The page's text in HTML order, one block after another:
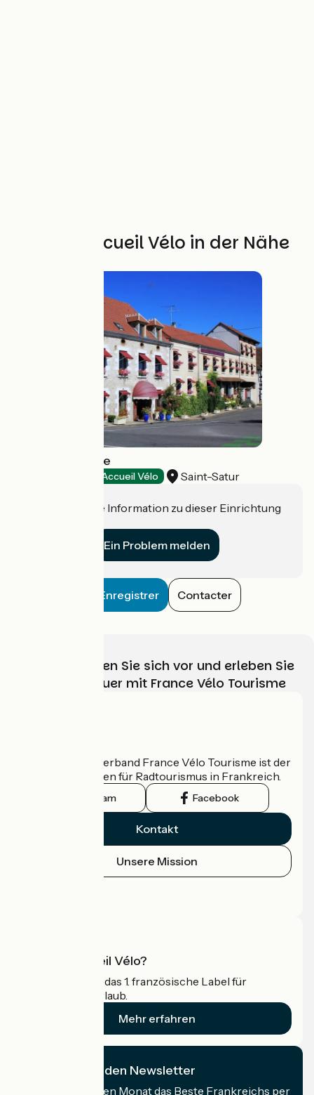
Weitere Accueil Vélo in der Nähe
Hôtel de La Loire
Accueil Vélo Saint-Satur
Haben Sie eine Information zu dieser Einrichtung
Ein Problem melden
Enregistrer Contacter
Wählen, bereiten Sie sich vor und erleben Sie
Ihr Radabenteuer mit France Vélo Tourisme
Der nationale Verband France Vélo Tourisme ist der
offizielle Leitfaden für Radtourismus in Frankreich.
Instagram Facebook
Kontakt
Unsere Mission
Was ist Accueil Vélo?
Accueil Vélo ist das 1. französische Label für
Radfahrer im Urlaub.
Mehr erfahren
Ich abonniere den Newsletter
Erhalten Sie jeden Monat das Beste Frankreichs per